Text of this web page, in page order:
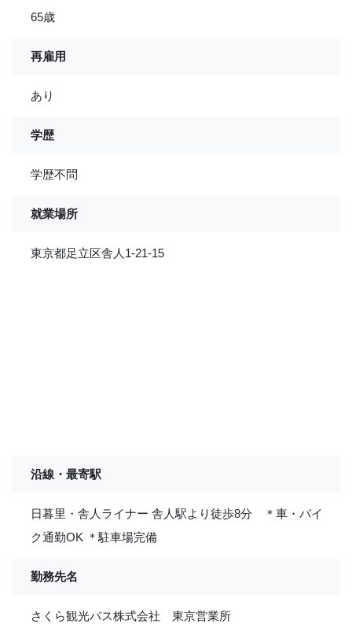
65歳
再雇用
あり
学歴
学歴不問
就業場所
東京都足立区舎人1-21-15
沿線・最寄駅
日暮里・舎人ライナー 舎人駅より徒歩8分 ＊車・バイ
ク通勤OK ＊駐車場完備
勤務先名
さくら観光バス株式会社 東京営業所